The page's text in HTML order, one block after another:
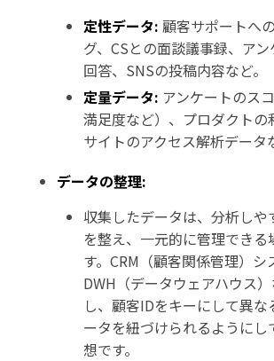
定性データ: 顧客サポートへ
グ、CSとの面談議事録、ア
回答、SNSの投稿内容など。
定量データ: アンケートのス
満足度など）、プロダクトの
サイトのアクセス解析データ
データの整理:
収集したデータは、分析しや
を整え、一元的に管理できる
す。CRM（顧客関係管理）シ
DWH（データウェアハウス
し、顧客IDをキーにして異
ータを紐づけられるようにし
想です。